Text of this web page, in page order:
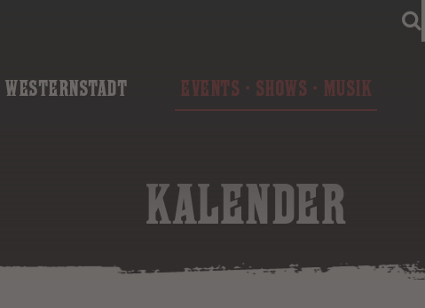
WESTERNSTADT EVENTS · SHOWS · MUSIK
KALENDER